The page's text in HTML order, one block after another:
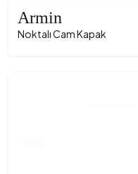
Armin
Noktalı Cam Kapak